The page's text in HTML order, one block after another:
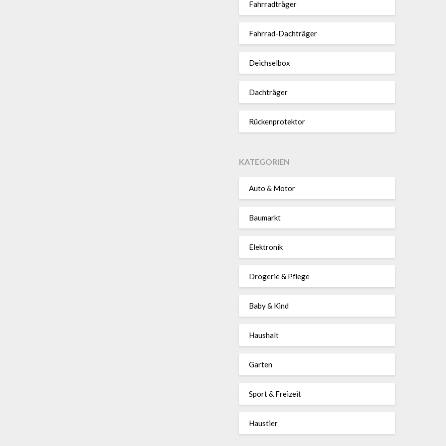
Fahr­rad­träger
Fahrrad-Dach­träger
Deich­selbox
Dach­träger
Rücken­pro­tektor
KATEGORIEN
Auto & Motor
Baumarkt
Elektronik
Drogerie & Pflege
Baby & Kind
Haushalt
Garten
Sport & Freizeit
Haustier